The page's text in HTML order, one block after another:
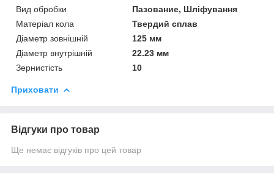
Вид обробки
Пазование, Шліфування
Матеріал кола
Твердий сплав
Діаметр зовнішній
125 мм
Діаметр внутрішній
22.23 мм
Зернистість
10
Приховати
Відгуки про товар
Ще немає відгуків про цей товар